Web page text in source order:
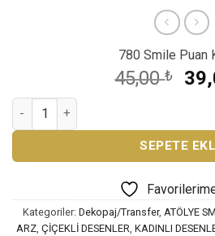
780 Smile Puan
45,00₺
ATÖLYE SMİLE ÖZEL SERİ PİRİNÇ
SEPETE
Kategoriler: Dekopaj/Transfer, ATÖLYE
ARZ, ÇİÇEKLİ DESENLER KADINLI